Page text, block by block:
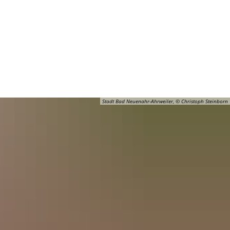
Stadt Bad Neuenahr-Ahrweiler, © Christoph Steinborn